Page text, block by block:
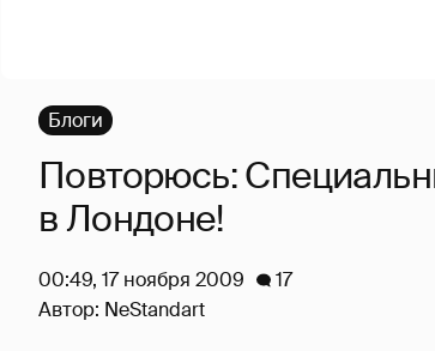
Блоги
Повторюсь:
в Лондоне!
00:49, 17 ноября 2009
17
Автор: NeStandart